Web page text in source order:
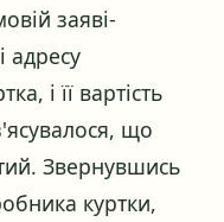
заяві-
адресу
і її вартість
що
Звернувшись
куртки,